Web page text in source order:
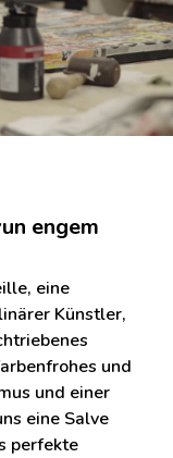
engem
eine
Künstler,
und
und einer
eine Salve
perfekte